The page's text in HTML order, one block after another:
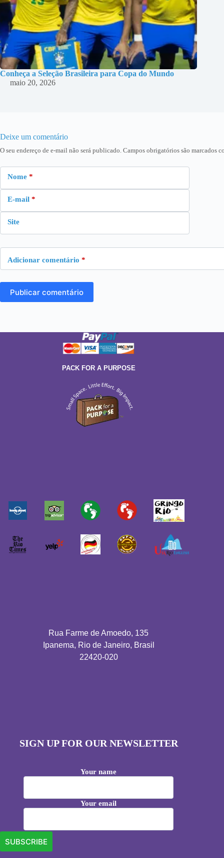
Conheça a Seleção Brasileira para Copa do Mundo
maio 20, 2026
Deixe um comentário
O seu endereço de e-mail não será publicado. Campos obrigatórios são marcados
Nome *
E-mail *
Site
Adicionar comentário *
Publicar comentário
PACK FOR A PURPOSE
Rua Farme de Amoedo, 135
Ipanema, Rio de Janeiro, Brasil
22420-020
SIGN UP FOR OUR NEWSLETTER
Your name
Your email